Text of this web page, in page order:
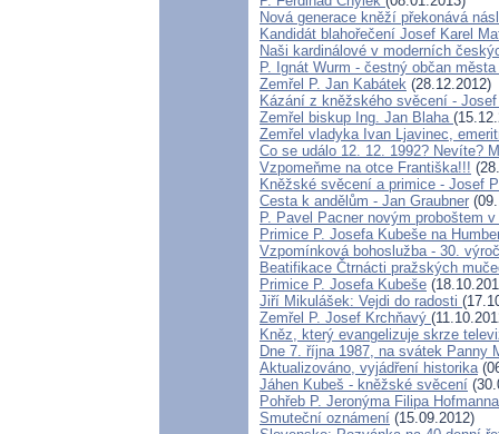
Nová generace kněží překonává
Kandidát blahořečení Josef Karel
Naši kardinálové v moderních
P. Ignát Wurm - čestný občan
Zemřel P. Jan Kabátek (28.12.2012)
Kázání z kněžského svěcení -
Zemřel biskup Ing. Jan Blaha
Zemřel vladyka Ivan Ljavinec,
Co se událo 12. 12. 1992? Nevíte?
Vzpomeňme na otce Františka!!!
Kněžské svěcení a primice - Josef
Cesta k andělům - Jan Graubner
P. Pavel Pacner novým proboštem
Primice P. Josefa Kubeše na
Vzpomínková bohoslužba - 30.
Beatifikace Čtrnácti pražských
Primice P. Josefa Kubeše
Jiří Mikulášek: Vejdi do radosti
Zemřel P. Josef Krchňavý
Kněz, který evangelizuje skrze
Dne 7. října 1987, na svátek Panny
Aktualizováno, vyjádření historika
Jáhen Kubeš - kněžské svěcení
Pohřeb P. Jeronýma Filipa Hofmanna
Smuteční oznámení (15.09.2012)